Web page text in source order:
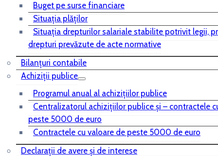
Buget pe surse financiare
Situaţia plăţilor
Situaţia drepturilor salariale stabilite potrivit legii,
drepturi prevăzute de acte normative
Bilanţuri contabile
Achiziţii publice
Programul anual al achiziţiilor publice
Centralizatorul achiziţiilor publice şi – contractele
peste 5000 de euro
Contractele cu valoare de peste 5000 de euro
Declaraţii de avere şi de interese